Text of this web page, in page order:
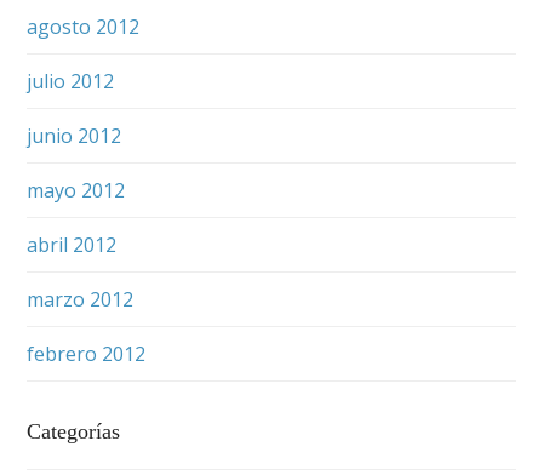
agosto 2012
julio 2012
junio 2012
mayo 2012
abril 2012
marzo 2012
febrero 2012
Categorías